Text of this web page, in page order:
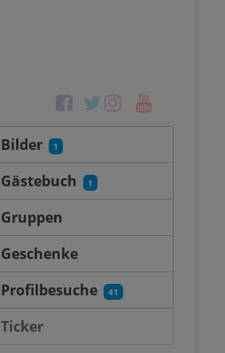
Bilder 1
Gästebuch 1
Gruppen
Geschenke
Profilbesuche 41
Ticker